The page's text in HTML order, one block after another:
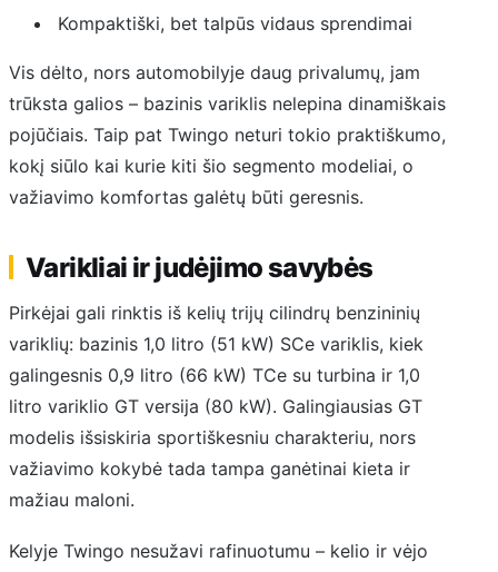
Kompaktiški, bet talpūs vidaus sprendimai
Vis dėlto, nors automobilyje daug privalumų, jam
trūksta galios – bazinis variklis nelepina dinamiškais
pojūčiais. Taip pat Twingo neturi tokio praktiškumo,
kokį siūlo kai kurie kiti šio segmento modeliai, o
važiavimo komfortas galėtų būti geresnis.
Varikliai ir judėjimo savybės
Pirkėjai gali rinktis iš kelių trijų cilindrų benzininių
variklių: bazinis 1,0 litro (51 kW) SCe variklis, kiek
galingesnis 0,9 litro (66 kW) TCe su turbina ir 1,0
litro variklio GT versija (80 kW). Galingiausias GT
modelis išsiskiria sportiškesniu charakteriu, nors
važiavimo kokybė tada tampa ganėtinai kieta ir
mažiau maloni.
Kelyje Twingo nesužavi rafinuotumu – kelio ir vėjo